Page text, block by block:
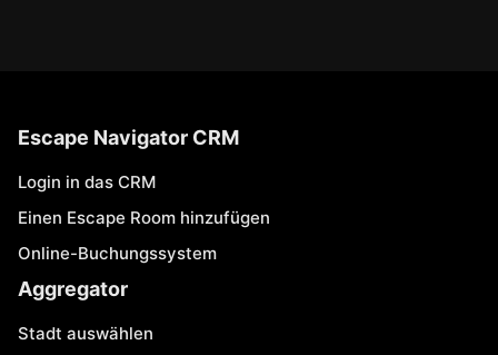
Escape Navigator CRM
Login in das CRM
Einen Escape Room hinzufügen
Online-Buchungssystem
Aggregator
Stadt auswählen